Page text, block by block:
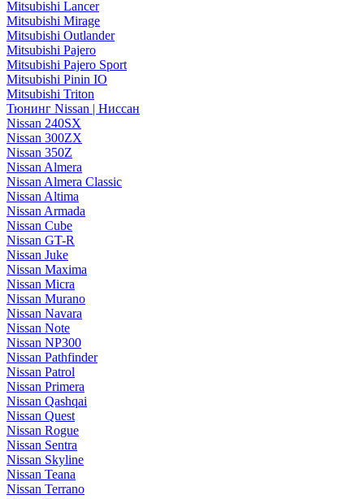
Mitsubishi Lancer
Mitsubishi Mirage
Mitsubishi Outlander
Mitsubishi Pajero
Mitsubishi Pajero Sport
Mitsubishi Pinin IO
Mitsubishi Triton
Тюнинг Nissan | Ниссан
Nissan 240SX
Nissan 300ZX
Nissan 350Z
Nissan Almera
Nissan Almera Classic
Nissan Altima
Nissan Armada
Nissan Cube
Nissan GT-R
Nissan Juke
Nissan Maxima
Nissan Micra
Nissan Murano
Nissan Navara
Nissan Note
Nissan NP300
Nissan Pathfinder
Nissan Patrol
Nissan Primera
Nissan Qashqai
Nissan Quest
Nissan Rogue
Nissan Sentra
Nissan Skyline
Nissan Teana
Nissan Terrano